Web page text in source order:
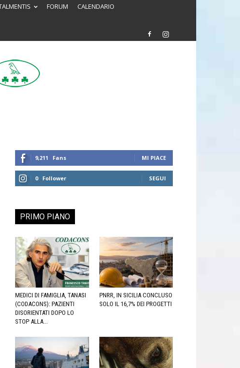
FORUM
CALENDARIO
9,211 Fans MI PIACE
0 Follower SEGUI
PRIMO PIANO
MEDICI DI FAMIGLIA, TANASI
(CODACONS): PAZIENTI
DISORIENTATI DOPO LO
STOP ALLA...
PNRR, IN SICILIA CONCLUSO
SOLO IL 16,7% DEI PROGETTI